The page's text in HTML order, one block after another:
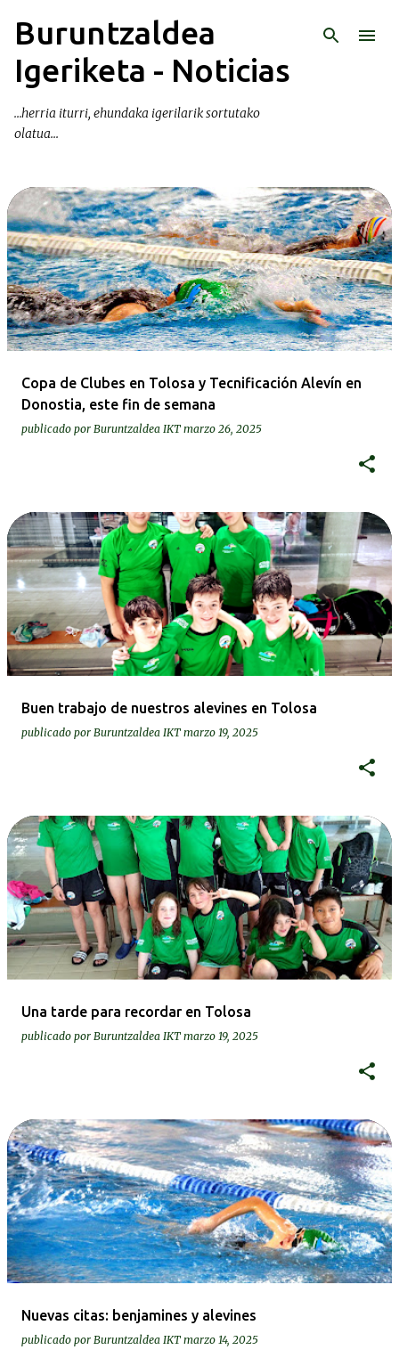
Ir al contenido principal
Buruntzaldea
Igeriketa - Noticias
...herria iturri, ehundaka igerilarik sortutako
olatua...
E
n
t
r
a
d
Copa de Clubes en Tolosa y Tecnificación Alevín en
Donostia, este fin de semana
publicado por Buruntzaldea IKT marzo 26, 2025
Buen trabajo de nuestros alevines en Tolosa
publicado por Buruntzaldea IKT marzo 19, 2025
Una tarde para recordar en Tolosa
publicado por Buruntzaldea IKT marzo 19, 2025
Nuevas citas: benjamines y alevines
publicado por Buruntzaldea IKT marzo 14, 2025